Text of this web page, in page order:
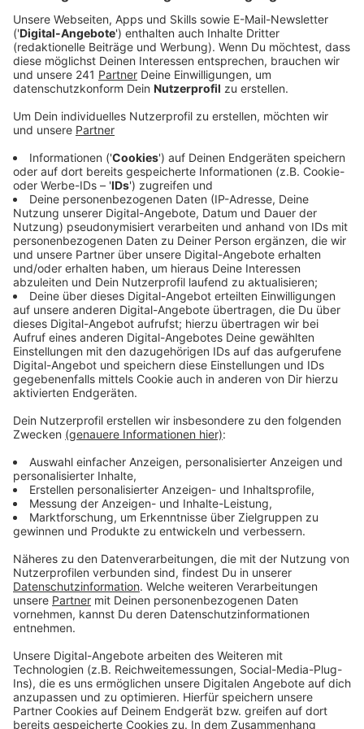
Veröffentlicht:Montag, 18.12.2023 14:31
Anzeige
Hoffnung auf Last-Minute-Käufe
Man hofft auf viele Last-Minute-Käufe in der
laufenden Woche. Alleine diese Aussage zeigt, dass
die Händler dieses Jahr kaum zufrieden sind mit dem
Geschenkeverkauf. Zwar seien die Läden letzten
Samstag verhältnismäßig gut besucht gewesen, von
einem guten Weihnachtsgeschäft ist allerdings nicht
die Rede. Letztes Jahr haben die Leverkusener ein
gutes Stück mehr für Geschenke ausgegeben. Mit nur
noch einer verbliebenen Woche bis Weihnachten
greifen aber gerade immer mehr Menschen zu
Gutscheinen. Außerdem erhofft sich der Verband, dass
kurz vor Weihnachten noch mal ordentlich bei den
teuren Lebensmitteln zugegriffen wird, weil der vierte
Advent mit Weihnachten zusammenfällt.
Anzeige
Weitere Meldungen aus Leverkusen
Anzeige
Leverkusen: SV Bergfried im Spiel gegen Fortuna Köln
Apothekensprecher: Notfallversorgung in Leverkusen
gefährdet
Techniker untersuchen Hitdorfer Fähre